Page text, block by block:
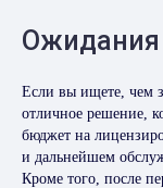
Ожидания
Если вы ищете, чем
отличное решение,
бюджет на
и дальнейшем
Кроме того, после